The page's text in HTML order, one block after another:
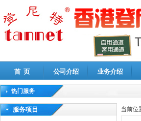
首 页 公司介绍 业务介绍
热门服务
高新技术企业认定审计|企业所得税汇算清缴申报鉴
服务项目 当前位